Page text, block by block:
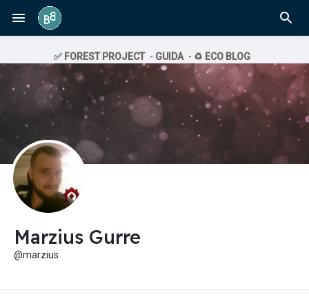
✅ FOREST PROJECT - GUIDA - ♻️ ECO BLOG
Marzius Gurre
@marzius